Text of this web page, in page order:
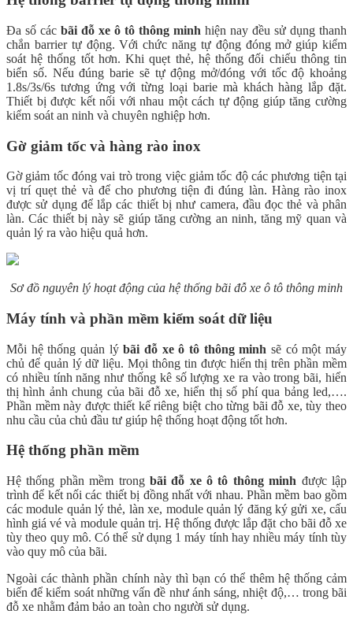
Đa số các bãi đỗ xe ô tô thông minh hiện nay đều sử dụng thanh
chắn barrier tự động. Với chức năng tự động đóng mở giúp kiểm
soát hệ thống tốt hơn. Khi quẹt thẻ, hệ thống đối chiếu thông tin
biển số. Nếu đúng barie sẽ tự động mở/đóng với tốc độ khoảng
1.8s/3s/6s tương ứng với từng loại barie mà khách hàng lắp đặt.
Thiết bị được kết nối với nhau một cách tự động giúp tăng cường
kiểm soát an ninh và chuyên nghiệp hơn.
Gờ giảm tốc và hàng rào inox
Gờ giảm tốc đóng vai trò trong việc giảm tốc độ các phương tiện tại
vị trí quẹt thẻ và để cho phương tiện đi đúng làn. Hàng rào inox
được sử dụng để lắp các thiết bị như camera, đầu đọc thẻ và phân
làn. Các thiết bị này sẽ giúp tăng cường an ninh, tăng mỹ quan và
quản lý ra vào hiệu quả hơn.
Sơ đồ nguyên lý hoạt động của hệ thống bãi đỗ xe ô tô thông minh
Máy tính và phần mềm kiểm soát dữ liệu
Mỗi hệ thống quản lýbãi đỗ xe ô tô thông minhsẽ có một máy
chủ để quản lý dữ liệu. Mọi thông tin được hiển thị trên phần mềm
có nhiều tính năng như thống kê số lượng xe ra vào trong bãi, hiển
thị hình ảnh chung của bãi đỗ xe, hiển thị số phí qua bảng led,….
Phần mềm này được thiết kế riêng biệt cho từng bãi đỗ xe, tùy theo
nhu cầu của chủ đầu tư giúp hệ thống hoạt động tốt hơn.
Hệ thống phần mềm
Hệ thống phần mềm trong bãi đỗ xe ô tô thông minh được lập
trình để kết nối các thiết bị đồng nhất với nhau. Phần mềm bao gồm
các module quản lý thẻ, làn xe, module quản lý đăng ký gửi xe, cấu
hình giá vé và module quản trị. Hệ thống được lắp đặt cho bãi đỗ xe
tùy theo quy mô. Có thể sử dụng 1 máy tính hay nhiều máy tính tùy
vào quy mô của bãi.
Ngoài các thành phần chính này thì bạn có thể thêm hệ thống cảm
biến để kiểm soát những vấn đề như ánh sáng, nhiệt độ,… trong bãi
đỗ xe nhằm đảm bảo an toàn cho người sử dụng.